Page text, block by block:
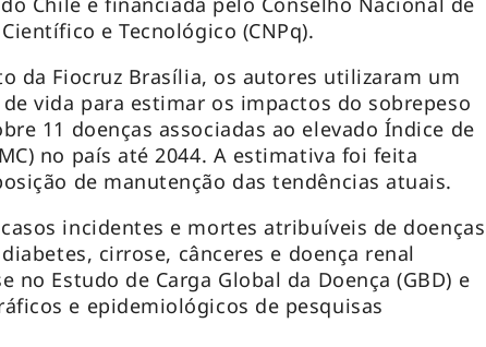
e Tecnológico (CNPq).
da Fiocruz Brasília, os autores utilizaram um
vida para estimar os impactos do sobrepeso
11 doenças associadas ao elevado Índice de
no país até 2044. A estimativa foi feita
de manutenção das tendências atuais.
incidentes e mortes atribuíveis de doenças
cirrose, cânceres e doença renal
no Estudo de Carga Global da Doença (GBD) e
e epidemiológicos de pesquisas